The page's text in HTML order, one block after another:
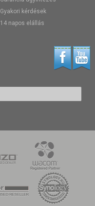
Gyakori kérdések
14 napos elállás